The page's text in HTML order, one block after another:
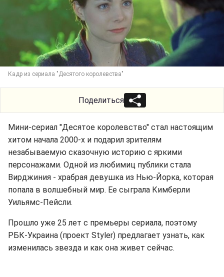
Кадр из сериала "Десятого королевства"
Поделиться
Мини-сериал "Десятое королевство" стал настоящим
хитом начала 2000-х и подарил зрителям
незабываемую сказочную историю с яркими
персонажами. Одной из любимиц публики стала
Вирджиния - храбрая девушка из Нью-Йорка, которая
попала в волшебный мир. Ее сыграла Кимберли
Уильямс-Пейсли.
Прошло уже 25 лет с премьеры сериала, поэтому
РБК-Украина (проект Styler) предлагает узнать, как
изменилась звезда и как она живет сейчас.